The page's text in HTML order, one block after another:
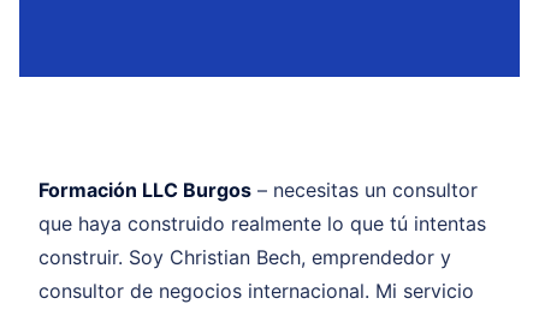
Formación LLC Burgos – necesitas un consultor
que haya construido realmente lo que tú intentas
construir. Soy Christian Bech, emprendedor y
consultor de negocios internacional. Mi servicio